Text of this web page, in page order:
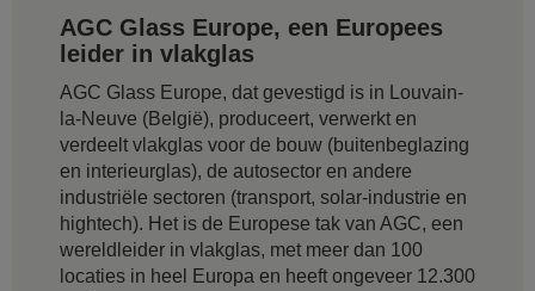
AGC Glass Europe, een Europees
leider in vlakglas
AGC Glass Europe, dat gevestigd is in Louvain-
la-Neuve (België), produceert, verwerkt en
verdeelt vlakglas voor de bouw (buitenbeglazing
en interieurglas), de autosector en andere
industriële sectoren (transport, solar-industrie en
hightech). Het is de Europese tak van AGC, een
wereldleider in vlakglas, met meer dan 100
locaties in heel Europa en heeft ongeveer 12.300